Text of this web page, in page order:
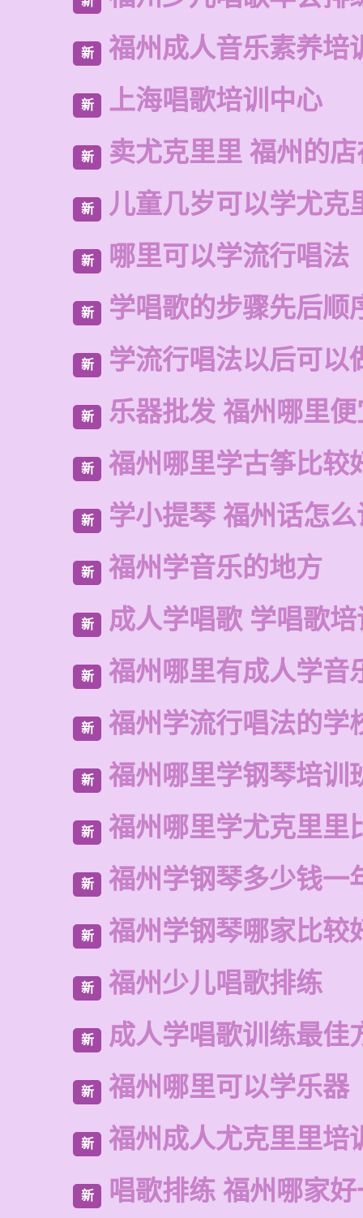
新 福州成人音乐素养培
新 上海唱歌培训中心
新 卖尤克里里 福州的
新 儿童几岁可以学尤克
新 哪里可以学流行唱法
新 学唱歌的步骤先后顺
新 学流行唱法以后可以
新 乐器批发 福州哪里
新 福州哪里学古筝比较
新 学小提琴 福州话怎
新 福州学音乐的地方
新 成人学唱歌 学唱歌培
新 福州哪里有成人学音
新 福州学流行唱法的学
新 福州哪里学钢琴培训
新 福州哪里学尤克里里
新 福州学钢琴多少钱一
新 福州学钢琴哪家比较
新 福州少儿唱歌排练
新 成人学唱歌训练最佳
新 福州哪里可以学乐器
新 福州成人尤克里里培
新 唱歌排练 福州哪家